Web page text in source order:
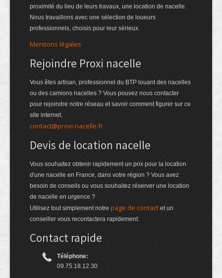
proximité du lieu de leurs travaux, une location de nacelle.
Nous travaillons avec une sélection de loueurs
professionnels, choisis pour leur sérieux.
Mentions légales
Rejoindre Proxi nacelle
Vous êtes artisan, professionnel du BTP louant des nacelles
ou des camions nacelles ? Vous pouvez nous contacter
pour rejoindre notre réseau et savoir comment figurer sur ce
site internet.
contact@proxi-nacelle.fr
Devis de location nacelle
Vous souhaitez obtenir rapidement un prix pour la location
d'une nacelle en France, dans votre région ? Vous avez
besoin de conseils ou vous souhaitez réserver une location
de nacelle en urgence ?
Utilisez tout simplement notre page de contact et un
conseiller vous recontactera rapidement.
Contact rapide
Téléphone:
09.75.18.12.30